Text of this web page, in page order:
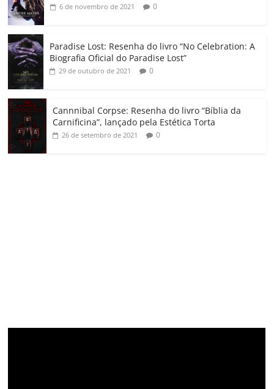
6 de novembro de 2021 0
Paradise Lost: Resenha do livro “No Celebration: A
Biografia Oficial do Paradise Lost”
29 de outubro de 2021 0
Cannnibal Corpse: Resenha do livro “Bíblia da
Carnificina”, lançado pela Estética Torta
26 de setembro de 2021 0